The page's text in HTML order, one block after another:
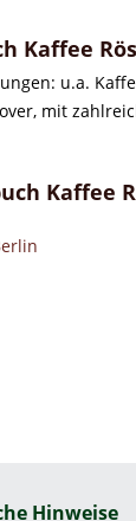
u.a.
mit
Kaffee
Hinweise